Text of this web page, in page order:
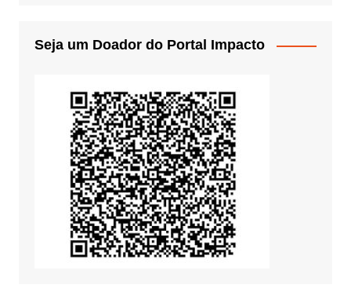
Seja um Doador do Portal Impacto